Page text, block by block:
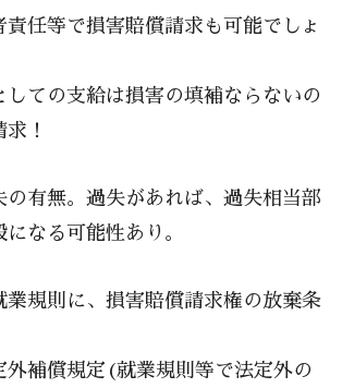
責任等で損害賠償請求も可能でしょ
しての支給は損害の填補ならないの
！
有無。過失があれば、過失相当部
なる可能性あり。
規則に、損害賠償請求権の放棄条
外補償規定(就業規則等で法定外の